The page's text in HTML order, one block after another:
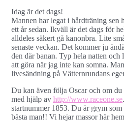
Idag är det dags!
Mannen har legat i hårdträning sen
ett år sedan. Ikväll är det dags för
alldeles säkert gå kanonbra. Lite
senaste veckan. Det kommer ju
den där banan. Typ hela natten
att göra när jag inte kan somna.
livesändning på Vätternrundans
Du kan även följa Oscar och om
med hjälp av http://www.raceone.se
startnummer 1853. Du är grym
bästa man!! Vi hejar massor här